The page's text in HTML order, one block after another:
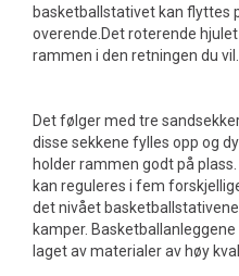
basketballstativet kan flyttes
overende.Det roterende
rammen i den retningen du vil.
Det følger med tre
disse sekkene fylles opp og
holder rammen godt på plass.
kan reguleres i fem
det nivået
kamper.
laget av materialer av høy